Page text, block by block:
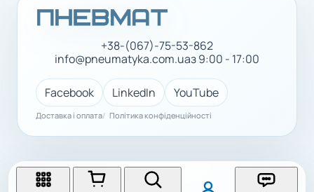
+38-(067)-75-53-862
info@pneumatyka.com.uaз 9:00 - 17:00
Facebook LinkedIn YouTube
Доставка і оплата Політика конфіденційності